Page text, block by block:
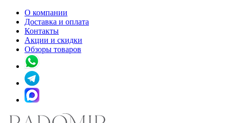
О компании
Доставка и оплата
Контакты
Акции и скидки
Обзоры товаров